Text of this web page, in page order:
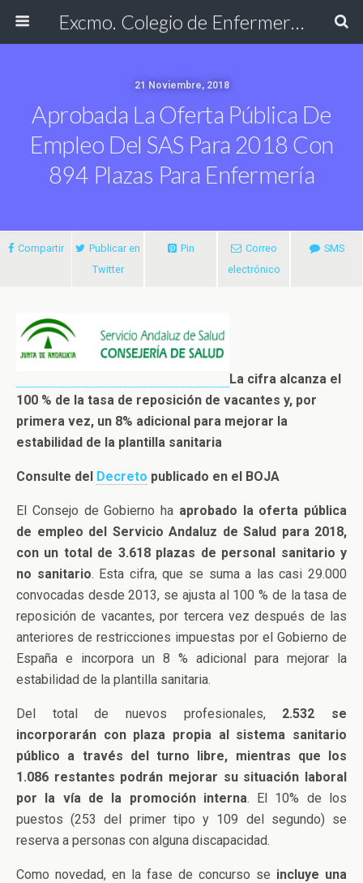
Excmo. Colegio de Enfermería de Cádiz
21 Noviembre, 2018
Aprobada La Oferta Pública De
Empleo Del SAS Para 2018 Con
894 Plazas Para Enfermería
Compartir
Publicar en
Twitter
Pin
Correo
electrónico
SMS
La cifra alcanza el
100 % de la tasa de reposición de vacantes y, por
primera vez, un 8% adicional para mejorar la
estabilidad de la plantilla sanitaria
Consulte del Decreto publicado en el BOJA
El Consejo de Gobierno ha aprobado la oferta pública
de empleo del Servicio Andaluz de Salud para 2018,
con un total de 3.618 plazas de personal sanitario y
no sanitario. Esta cifra, que se suma a las casi 29.000
convocadas desde 2013, se ajusta al 100 % de la tasa de
reposición de vacantes, por tercera vez después de las
anteriores de restricciones impuestas por el Gobierno de
España e incorpora un 8 % adicional para mejorar la
estabilidad de la plantilla sanitaria.
Del total de nuevos profesionales, 2.532 se
incorporarán con plaza propia al sistema sanitario
público a través del turno libre, mientras que los
1.086 restantes podrán mejorar su situación laboral
por la vía de la promoción interna. El 10% de los
puestos (253 del primer tipo y 109 del segundo) se
reserva a personas con alguna discapacidad.
Como novedad, en la fase de concurso se incluye una